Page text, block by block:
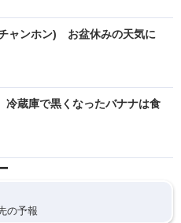
ャンホン) お盆休みの天気に
冷蔵庫で黒くなったバナナは食
の予報